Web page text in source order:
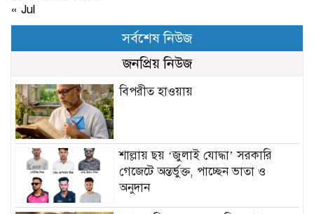
« Jul
সর্বশেষ নিউজ
জনপ্রিয় নিউজ
বিপরীত হাওয়ায়
শাল্লায় ছয় ‘জুলাই যোদ্ধা’ সরকারি
গেজেটে অন্তর্ভুক্ত, পাচ্ছেন ভাতা ও
অনুদান